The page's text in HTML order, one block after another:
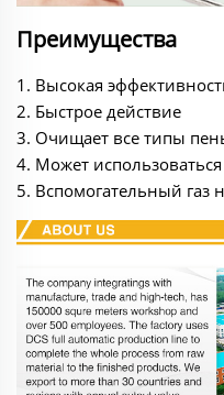
Преимущества
1. Высокая
2. Быстрое действие
3. Очищает все типы
4. Может
5. Вспомогательный газ